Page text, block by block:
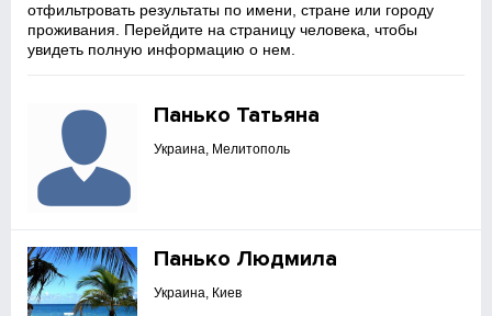
отфильтровать результаты по имени, стране или городу
проживания. Перейдите на страницу человека, чтобы
увидеть полную информацию о нем.
Панько Татьяна
Украина, Мелитополь
Панько Людмила
Украина, Киев